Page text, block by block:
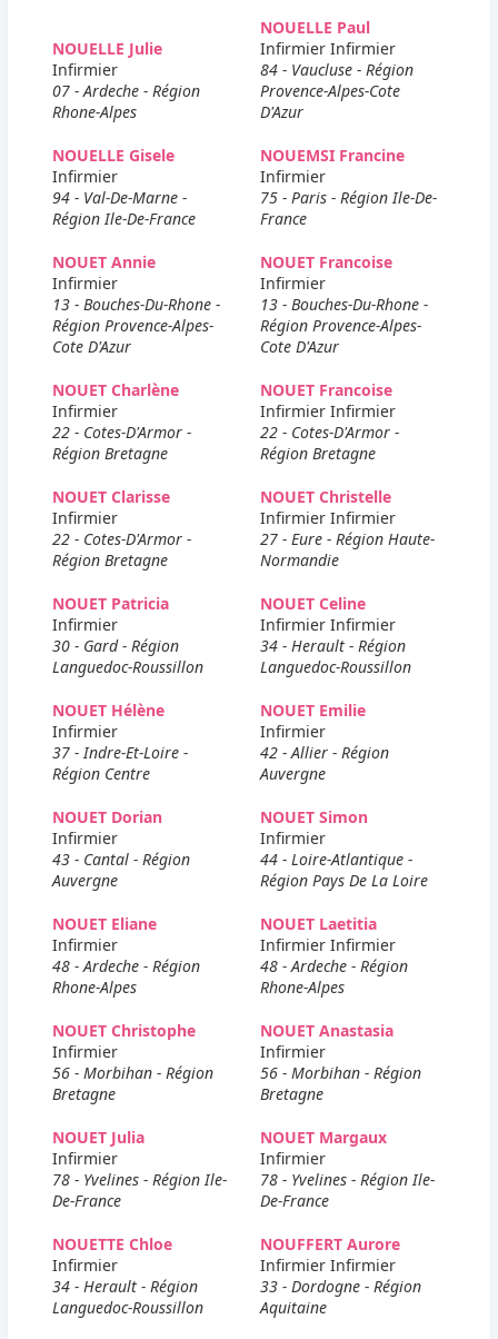
NOUELLE Julie
Infirmier
07 - Ardeche - Région
Rhone-Alpes
NOUELLE Paul
Infirmier Infirmier
84 - Vaucluse - Région
Provence-Alpes-Cote
D'Azur
NOUELLE Gisele
Infirmier
94 - Val-De-Marne -
Région Ile-De-France
NOUEMSI Francine
Infirmier
75 - Paris - Région Ile-De-
France
NOUET Annie
Infirmier
13 - Bouches-Du-Rhone -
Région Provence-Alpes-
Cote D'Azur
NOUET Francoise
Infirmier
13 - Bouches-Du-Rhone -
Région Provence-Alpes-
Cote D'Azur
NOUET Charlène
Infirmier
22 - Cotes-D'Armor -
Région Bretagne
NOUET Francoise
Infirmier Infirmier
22 - Cotes-D'Armor -
Région Bretagne
NOUET Clarisse
Infirmier
22 - Cotes-D'Armor -
Région Bretagne
NOUET Christelle
Infirmier Infirmier
27 - Eure - Région Haute-
Normandie
NOUET Patricia
Infirmier
30 - Gard - Région
Languedoc-Roussillon
NOUET Celine
Infirmier Infirmier
34 - Herault - Région
Languedoc-Roussillon
NOUET Hélène
Infirmier
37 - Indre-Et-Loire -
Région Centre
NOUET Emilie
Infirmier
42 - Allier - Région
Auvergne
NOUET Dorian
Infirmier
43 - Cantal - Région
Auvergne
NOUET Simon
Infirmier
44 - Loire-Atlantique -
Région Pays De La Loire
NOUET Eliane
Infirmier
48 - Ardeche - Région
Rhone-Alpes
NOUET Laetitia
Infirmier Infirmier
48 - Ardeche - Région
Rhone-Alpes
NOUET Christophe
Infirmier
56 - Morbihan - Région
Bretagne
NOUET Anastasia
Infirmier
56 - Morbihan - Région
Bretagne
NOUET Julia
Infirmier
78 - Yvelines - Région Ile-
De-France
NOUET Margaux
Infirmier
78 - Yvelines - Région Ile-
De-France
NOUETTE Chloe
Infirmier
34 - Herault - Région
Languedoc-Roussillon
NOUFFERT Aurore
Infirmier Infirmier
33 - Dordogne - Région
Aquitaine